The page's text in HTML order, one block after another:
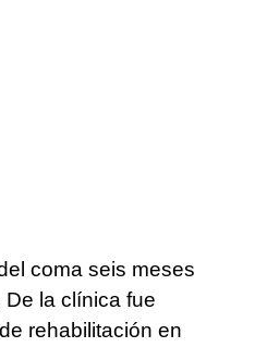
coma seis meses
la clínica fue
rehabilitación en